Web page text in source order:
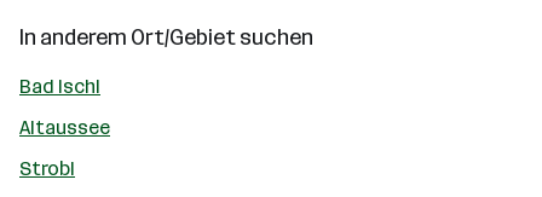
In anderem Ort/Gebiet suchen
Bad Ischl
Altaussee
Strobl